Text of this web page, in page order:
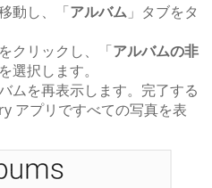
動し、「アルバム 」タブをタ
クリックし、「アルバムの非
選択します。
ムを再表示します。完了する
アプリですべての写真を表